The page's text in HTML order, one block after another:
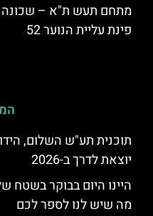
פינת עליית הנוער 52
יוצאת לדרך ב-2026
היינו היום בבוקר בשטח
מה שיש לנו לספר לכם